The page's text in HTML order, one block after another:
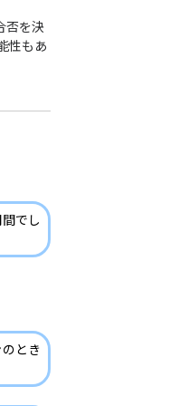
否を決
性もあ
でし
とき